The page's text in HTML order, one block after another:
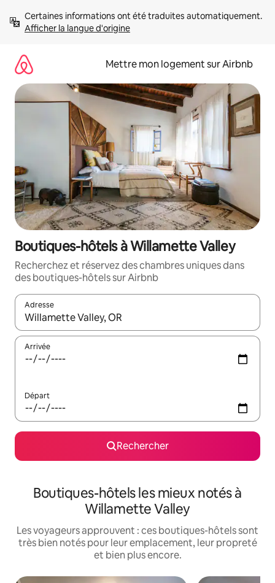
directement
Afficher la langue d'origine
Mettre mon logement sur Airbnb
Boutiques-hôtels à Willamette Valley
Recherchez et réservez des chambres uniques dans
des boutiques-hôtels sur Airbnb
Adresse
Lorsque les résultats s'affichent, utilisez les flèches vers le
Arrivée
Départ
Rechercher
Boutiques-hôtels les mieux notés à
Willamette Valley
Les voyageurs approuvent : ces boutiques-hôtels sont
très bien notés pour leur emplacement, leur propreté
et bien plus encore.